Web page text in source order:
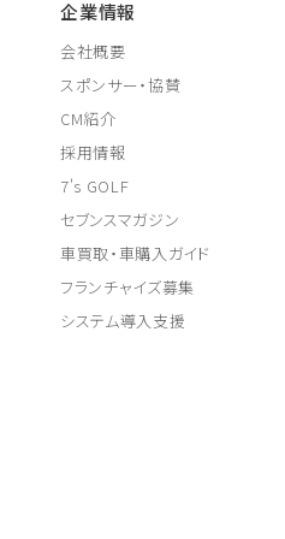
企業情報
会社概要
スポンサー・協賛
CM紹介
採用情報
7's GOLF
セブンスマガジン
車買取・車購入ガイド
フランチャイズ募集
システム導入支援